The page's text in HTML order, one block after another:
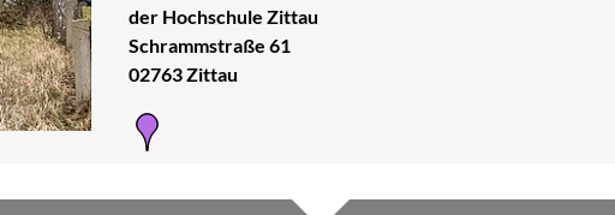
der Hochschule Zittau
Schrammstraße 61
02763 Zittau